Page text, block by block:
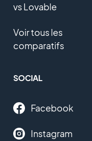
vs Lovable
Voir tous les
comparatifs
SOCIAL
Facebook
Instagram